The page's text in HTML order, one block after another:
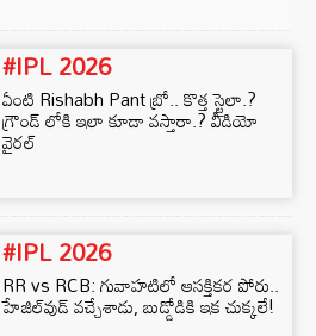
#IPL 2026
ఏంటి Rishabh Pant బ్రో.. కొత్త స్టైలా.?
గ్రౌండ్ లోకి ఇలా కూడా వస్తారా.? వీడియో
వైరల్
#IPL 2026
RR vs RCB: గువాహటిలో ఆసక్తికర పోరు..
హేజిల్‌వుడ్‌ వచ్చేశాడు, బుడ్డోడికి ఇక చుక్కలే!